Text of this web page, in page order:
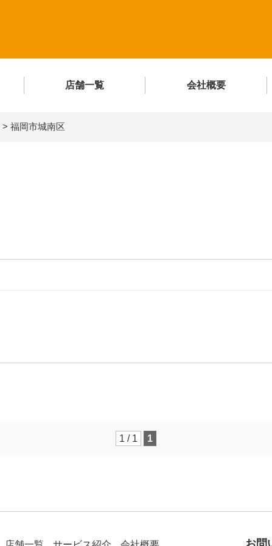
店舗一覧 会社概要
> 福岡市城南区
1 / 1 1
お問